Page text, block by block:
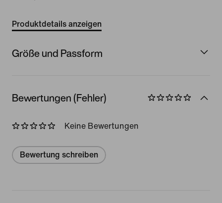
Produktdetails anzeigen
Größe und Passform
Bewertungen (Fehler)
Keine Bewertungen
Bewertung schreiben